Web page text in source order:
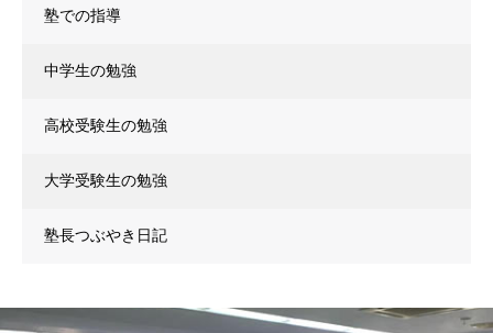
塾での指導
中学生の勉強
高校受験生の勉強
大学受験生の勉強
塾長つぶやき日記